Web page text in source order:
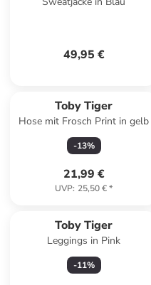
49,95 €
Toby Tiger
Hose mit Frosch Print in gelb
-13%
21,99 €
UVP: 25,50 €*
Toby Tiger
Leggings in Pink
-11%